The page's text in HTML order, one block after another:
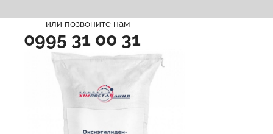
или позвоните нам
0995 31 00 31